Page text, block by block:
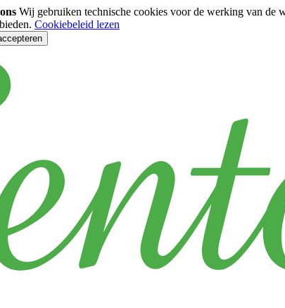
Wij gebruiken technische cookies voor de werking van de
Cookiebeleid lezen